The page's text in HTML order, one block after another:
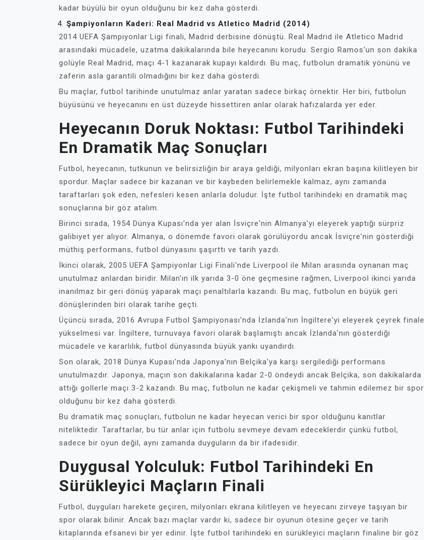
kadar büyülü bir oyun olduğunu bir kez daha gösterdi.
Şampiyonların Kaderi: Real Madrid vs Atletico Madrid (2014)
2014 UEFA Şampiyonlar Ligi finali, Madrid derbisine dönüştü. Real Madrid ile Atletico Madrid
arasındaki mücadele, uzatma dakikalarında bile heyecanını korudu. Sergio Ramos'un son dakika
golüyle Real Madrid, maçı 4-1 kazanarak kupayı kaldırdı. Bu maç, futbolun dramatik yönünü ve
zaferin asla garantili olmadığını bir kez daha gösterdi.
Bu maçlar, futbol tarihinde unutulmaz anlar yaratan sadece birkaç örnektir. Her biri, futbolun
büyüsünü ve heyecanını en üst düzeyde hissettiren anlar olarak hafızalarda yer eder.
Heyecanın Doruk Noktası: Futbol Tarihindeki
En Dramatik Maç Sonuçları
Futbol, heyecanın, tutkunun ve belirsizliğin bir araya geldiği, milyonları ekran başına kilitleyen bir
spordur. Maçlar sadece bir kazanan ve bir kaybeden belirlemekle kalmaz, aynı zamanda
taraftarları şok eden, nefesleri kesen anlarla doludur. İşte futbol tarihindeki en dramatik maç
sonuçlarına bir göz atalım.
Birinci sırada, 1954 Dünya Kupası'nda yer alan İsviçre'nin Almanya'yı eleyerek yaptığı sürpriz
galibiyet yer alıyor. Almanya, o dönemde favori olarak görülüyordu ancak İsviçre'nin gösterdiği
müthiş performans, futbol dünyasını şaşırttı ve tarih yazdı.
İkinci olarak, 2005 UEFA Şampiyonlar Ligi Finali'nde Liverpool ile Milan arasında oynanan maç
unutulmaz anlardan biridir. Milan'ın ilk yarıda 3-0 öne geçmesine rağmen, Liverpool ikinci yarıda
inanılmaz bir geri dönüş yaparak maçı penaltılarla kazandı. Bu maç, futbolun en büyük geri
dönüşlerinden biri olarak tarihe geçti.
Üçüncü sırada, 2016 Avrupa Futbol Şampiyonası'nda İzlanda'nın İngiltere'yi eleyerek çeyrek finale
yükselmesi var. İngiltere, turnuvaya favori olarak başlamıştı ancak İzlanda'nın gösterdiği
mücadele ve kararlılık, futbol dünyasında büyük yankı uyandırdı.
Son olarak, 2018 Dünya Kupası'nda Japonya'nın Belçika'ya karşı sergilediği performans
unutulmazdır. Japonya, maçın son dakikalarına kadar 2-0 öndeydi ancak Belçika, son dakikalarda
attığı gollerle maçı 3-2 kazandı. Bu maç, futbolun ne kadar çekişmeli ve tahmin edilemez bir spor
olduğunu bir kez daha gösterdi.
Bu dramatik maç sonuçları, futbolun ne kadar heyecan verici bir spor olduğunu kanıtlar
niteliktedir. Taraftarlar, bu tür anlar için futbolu sevmeye devam edeceklerdir çünkü futbol,
sadece bir oyun değil, aynı zamanda duyguların da bir ifadesidir.
Duygusal Yolculuk: Futbol Tarihindeki En
Sürükleyici Maçların Finali
Futbol, duyguları harekete geçiren, milyonları ekrana kilitleyen ve heyecanı zirveye taşıyan bir
spor olarak bilinir. Ancak bazı maçlar vardır ki, sadece bir oyunun ötesine geçer ve tarih
kitaplarında efsanevi bir yer edinir. İşte futbol tarihindeki en sürükleyici maçların finaline bir göz